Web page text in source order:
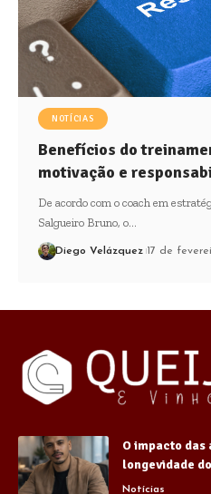
NOTÍCIAS
Benefícios do
motivação e
De acordo com o coach em
Salgueiro Bruno, o…
Diego Velázquez 17 de
O impacto
longevidade
Notícias